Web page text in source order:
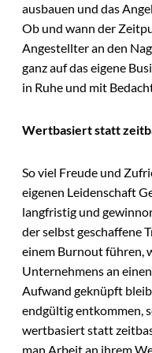
ausbauen und das
Ob und wann der
Angestellter an den
ganz auf das eigene
in Ruhe und mit
Wertbasiert statt
So viel Freude und
eigenen Leidenschaft
langfristig und
der selbst geschaffene
einem Burnout führen,
Unternehmens an
Aufwand geknüpft
endgültig entkommen,
wertbasiert statt
man Arbeit an ihrem